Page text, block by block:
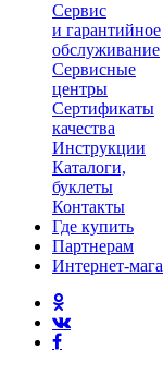
Сервис
и гарантийное
обслуживание
Сервисные
центры
Сертификаты
качества
Инструкции
Каталоги,
буклеты
Контакты
Где купить
Партнерам
Интернет-